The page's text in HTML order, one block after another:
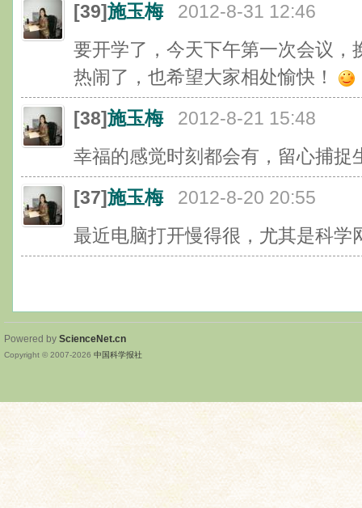
[39]施玉梅
2012-8-31 12:46
要开学了，今天下午第一次会议
热闹了，也希望大家相处愉快！
[38]施玉梅
2012-8-21 15:48
幸福的感觉时刻都会有，留心捕捉
[37]施玉梅
2012-8-20 20:55
最近电脑打开慢得很，尤其是科
Powered by ScienceNet.cn
Copyright © 2007-2026 中国科学报社